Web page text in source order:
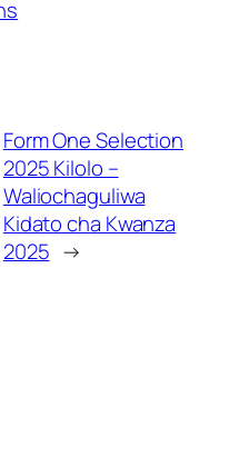
Form One Selection
2025 Kilolo –
Waliochaguliwa
Kidato cha Kwanza
2025 →